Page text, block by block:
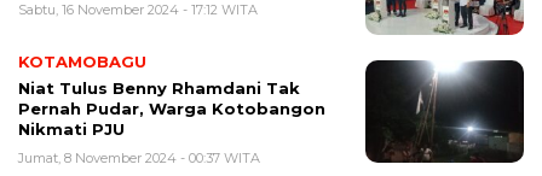
Sabtu, 16 November 2024 - 17:12 WITA
KOTAMOBAGU
Niat Tulus Benny Rhamdani Tak
Pernah Pudar, Warga Kotobangon
Nikmati PJU
Jumat, 8 November 2024 - 00:37 WITA